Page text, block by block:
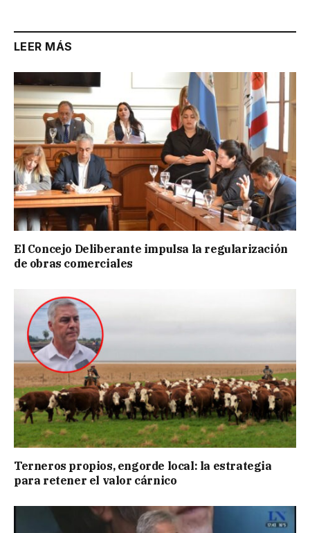
LEER MÁS
El Concejo Deliberante impulsa la regularización
de obras comerciales
Terneros propios, engorde local: la estrategia
para retener el valor cárnico